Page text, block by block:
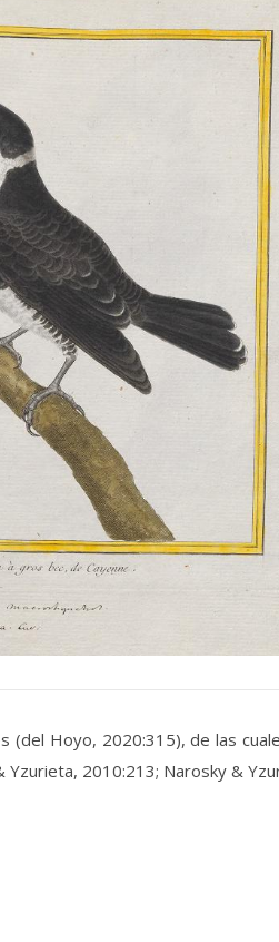
(del Hoyo, 2020:315), de las
Yzurieta, 2010:213; Narosky &